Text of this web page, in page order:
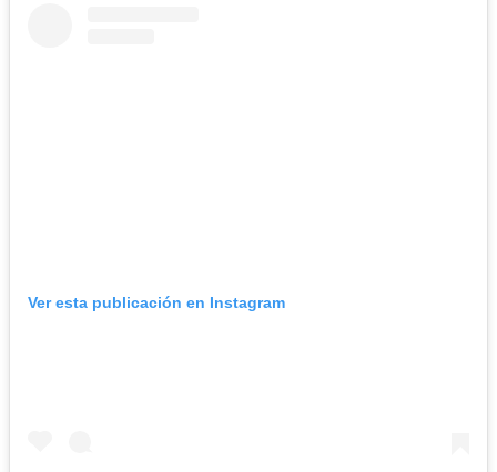
Ver esta publicación en Instagram